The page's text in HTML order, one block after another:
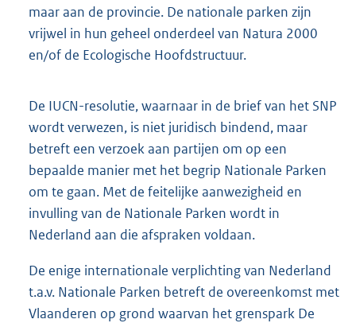
maar aan de provincie. De nationale parken zijn
vrijwel in hun geheel onderdeel van Natura 2000
en/of de Ecologische Hoofdstructuur.
De IUCN-resolutie, waarnaar in de brief van het SNP
wordt verwezen, is niet juridisch bindend, maar
betreft een verzoek aan partijen om op een
bepaalde manier met het begrip Nationale Parken
om te gaan. Met de feitelijke aanwezigheid en
invulling van de Nationale Parken wordt in
Nederland aan die afspraken voldaan.
De enige internationale verplichting van Nederland
t.a.v. Nationale Parken betreft de overeenkomst met
Vlaanderen op grond waarvan het grenspark De